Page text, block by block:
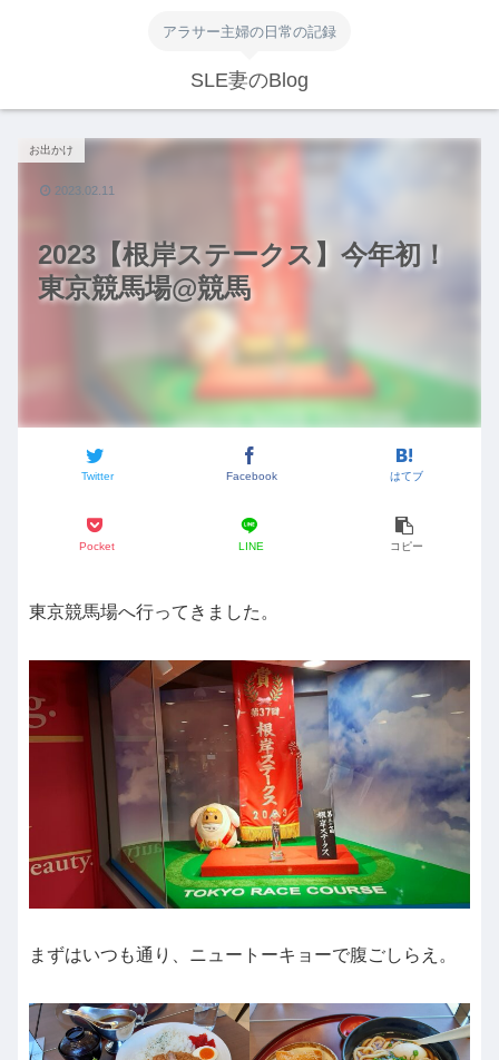
アラサー主婦の日常の記録
SLE妻のBlog
2023【根岸ステークス】今年初！
東京競馬場@競馬
お出かけ
Twitter Facebook はてブ
Pocket LINE コピー
2023.02.11
東京競馬場へ行ってきました。
まずはいつも通り、ニュートーキョーで腹ごしらえ。